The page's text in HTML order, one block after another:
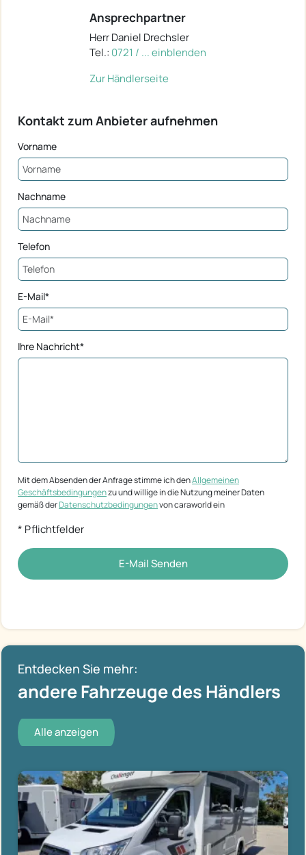
Ansprechpartner
Herr Daniel Drechsler
Tel.: 0721 / ... einblenden
Zur Händlerseite
Kontakt zum Anbieter aufnehmen
Vorname
Nachname
Telefon
E-Mail*
Ihre Nachricht*
Mit dem Absenden der Anfrage stimme ich denAllgemeinen
Geschäftsbedingungenzu und willige in die Nutzung meiner Daten
gemäß derDatenschutzbedingungenvon caraworld ein
* Pflichtfelder
E-Mail Senden
Entdecken Sie mehr:
andere Fahrzeuge des Händlers
Alle anzeigen